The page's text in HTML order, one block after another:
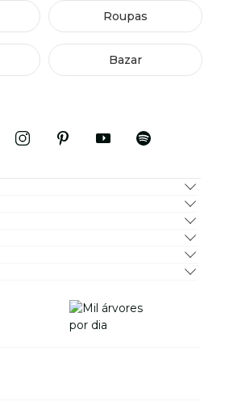
Roupas
Bazar